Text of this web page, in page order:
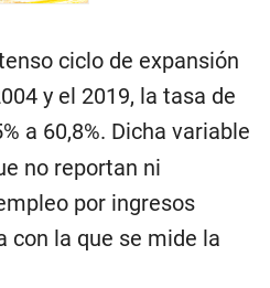
ciclo de expansión
y el 2019, la tasa de
a 60,8%. Dicha variable
no reportan ni
por ingresos
con la que se mide la